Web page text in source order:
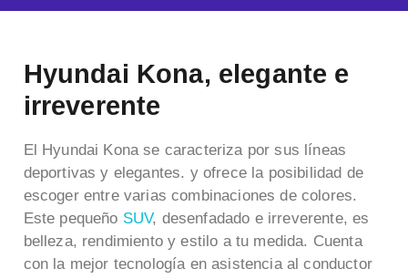
Hyundai Kona, elegante e
irreverente
El Hyundai Kona se caracteriza por sus líneas
deportivas y elegantes. y ofrece la posibilidad de
escoger entre varias combinaciones de colores.
Este pequeño SUV, desenfadado e irreverente, es
belleza, rendimiento y estilo a tu medida. Cuenta
con la mejor tecnología en asistencia al conductor